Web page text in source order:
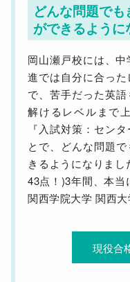
どんな問題で
ができるように
岡山瀬戸校には、
進では自分に合っ
で、苦手だった英
解けるレベルまで
『入試対策：セン
とで、どんな問題
きるようになりま
43点！)3年間、本
関西学院大学 関西
現役合